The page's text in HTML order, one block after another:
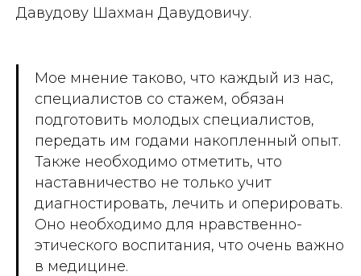
Давудову Шахман Давудовичу.
Мое мнение таково, что каждый из нас,
специалистов со стажем, обязан
подготовить молодых специалистов,
передать им годами накопленный опыт.
Также необходимо отметить, что
наставничество не только учит
диагностировать, лечить и оперировать.
Оно необходимо для нравственно-
этического воспитания, что очень важно
в медицине.